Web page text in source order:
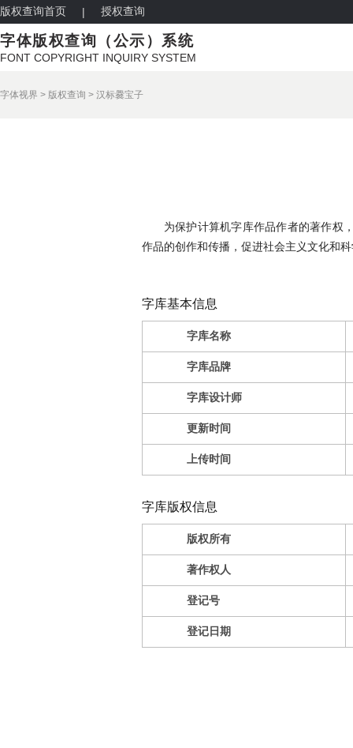
版权查询首页 | 授权查询
字体版权查询（公示）系统
FONT COPYRIGHT INQUIRY SYSTEM
字体视界 > 版权查询 > 汉标爨宝子
为保护计算机字库作品作者的著作权
作品的创作和传播，促进社会主义文化和
字库基本信息
字库名称
字库品牌
字库设计师
更新时间
上传时间
字库版权信息
版权所有
著作权人
登记号
登记日期